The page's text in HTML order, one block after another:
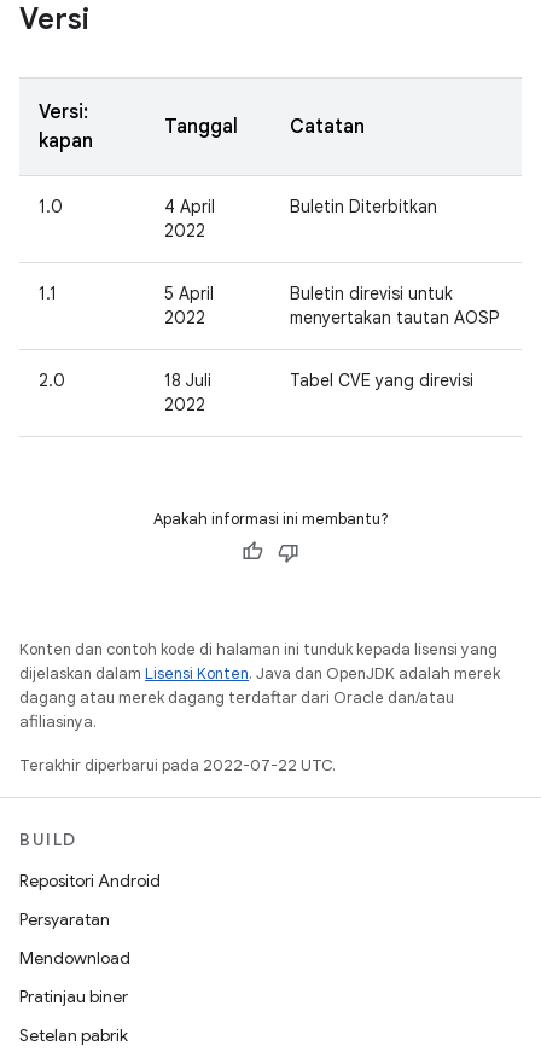
Versi
Versi:
kapan
Tanggal Catatan
1.0
4 April
2022
Buletin Diterbitkan
1.1
5 April
2022
Buletin direvisi untuk
menyertakan tautan AOSP
2.0
18 Juli
2022
Tabel CVE yang direvisi
Apakah informasi ini membantu?
Konten dan contoh kode di halaman ini tunduk kepada lisensi yang
dijelaskan dalam Lisensi Konten. Java dan OpenJDK adalah merek
dagang atau merek dagang terdaftar dari Oracle dan/atau
afiliasinya.
Terakhir diperbarui pada 2022-07-22 UTC.
BUILD
Repositori Android
Persyaratan
Mendownload
Pratinjau biner
Setelan pabrik